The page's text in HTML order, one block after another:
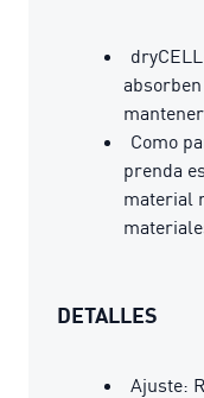
Como
prenda
material
DETALLES
Ajuste: